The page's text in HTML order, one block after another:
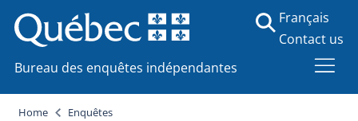
Bureau des enquêtes indépendantes
Français
Contact us
Home Enquêtes